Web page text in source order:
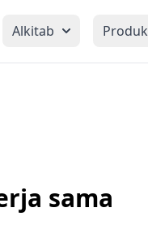
Alkitab Produk
sama